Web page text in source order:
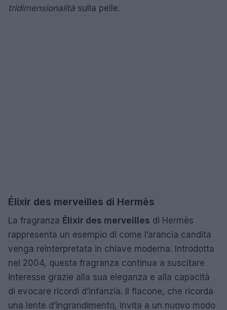
tridimensionalità sulla pelle.
Élixir des merveilles di Hermès
La fragranza Élixir des merveilles di Hermès
rappresenta un esempio di come l’arancia candita
venga reinterpretata in chiave moderna. Introdotta
nel 2004, questa fragranza continua a suscitare
interesse grazie alla sua eleganza e alla capacità
di evocare ricordi d’infanzia. Il flacone, che ricorda
una lente d’ingrandimento, invita a un nuovo modo